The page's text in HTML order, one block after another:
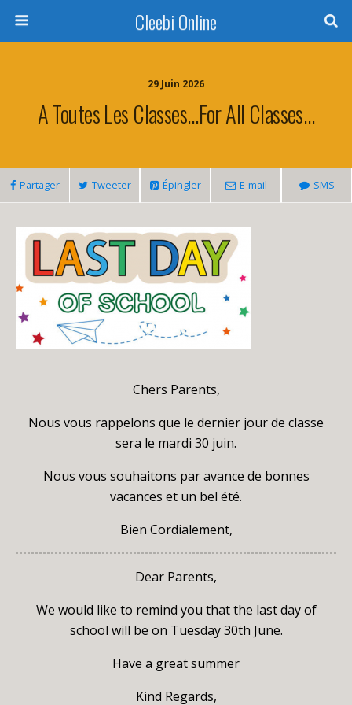
Cleebi Online
29 Juin 2026
A Toutes Les Classes…For All Classes…
Partager Tweeter Épingler E-mail SMS
Chers Parents,
Nous vous rappelons que le dernier jour de classe
sera le mardi 30 juin.
Nous vous souhaitons par avance de bonnes
vacances et un bel été.
Bien Cordialement,
Dear Parents,
We would like to remind you that the last day of
school will be on Tuesday 30th June.
Have a great summer
Kind Regards,